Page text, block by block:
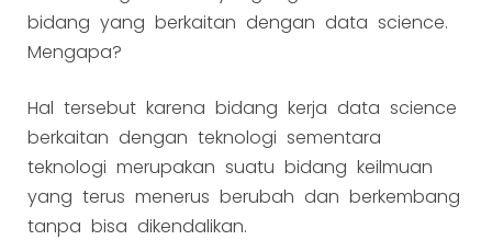
bidang yang berkaitan dengan data science.
Mengapa?
Hal tersebut karena bidang kerja data science
berkaitan dengan teknologi sementara
teknologi merupakan suatu bidang keilmuan
yang terus menerus berubah dan berkembang
tanpa bisa dikendalikan.